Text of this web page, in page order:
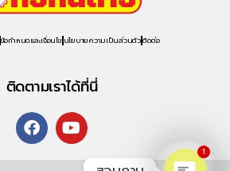
ข้อกำหนดและเงื่อนไข นโยบายความเป็นส่วนตัวติดต่อ
ติดตามเราได้ที่นี่
1